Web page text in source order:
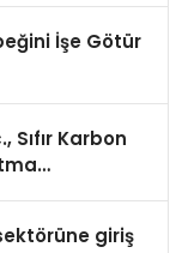
İşe Götür
Sıfır Karbon
giriş